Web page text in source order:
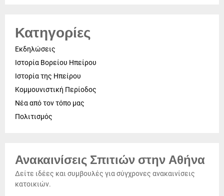
Κατηγορίες
Εκδηλώσεις
Ιστορία Βορείου Ηπείρου
Ιστορία της Ηπείρου
Κομμουνιστική Περίοδος
Νέα από τον τόπο μας
Πολιτισμός
Ανακαινίσεις Σπιτιών στην Αθήνα
Δείτε ιδέες και συμβουλές για σύγχρονες ανακαινίσεις
κατοικιών.